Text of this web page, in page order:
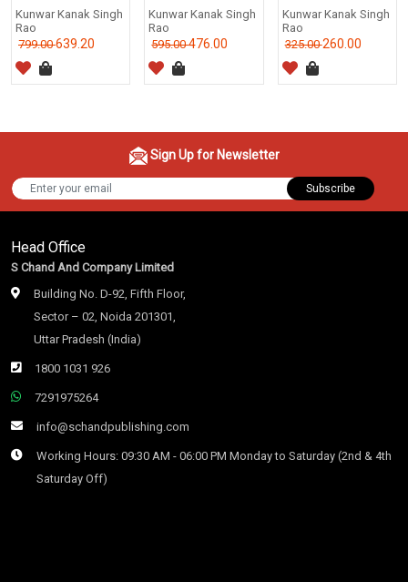
Kunwar Kanak Singh
Rao
799.00639.20
Kunwar Kanak Singh
Rao
595.00476.00
Kunwar Kanak Singh
Rao
325.00260.00
Sign Up for Newsletter
Subscribe
Head Office
S Chand And Company Limited
Building No. D-92, Fifth Floor,
Sector – 02, Noida 201301,
Uttar Pradesh (India)
1800 1031 926
7291975264
info@schandpublishing.com
Working Hours: 09:30 AM - 06:00 PM Monday to Saturday (2nd & 4th
Saturday Off)